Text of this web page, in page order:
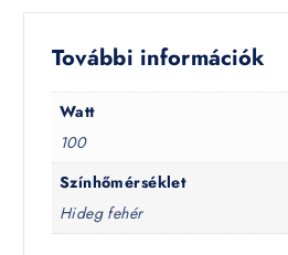
További információk
Watt
100
Színhőmérséklet
Hideg fehér